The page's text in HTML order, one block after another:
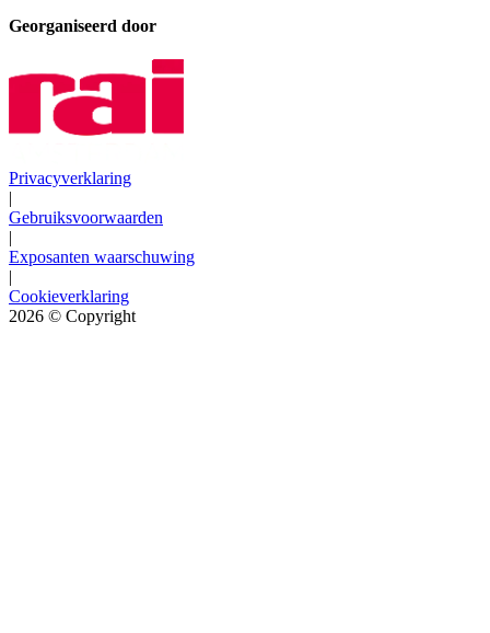
Georganiseerd door
Privacyverklaring
|
Gebruiksvoorwaarden
|
Exposanten waarschuwing
|
Cookieverklaring
2026 © Copyright